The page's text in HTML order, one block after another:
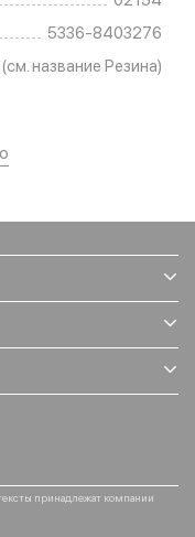
5336-8403276
название Резина)
принадлежат компании